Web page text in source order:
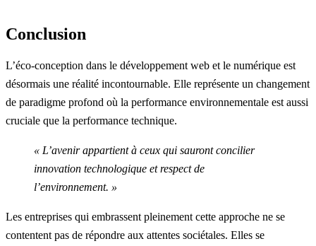
Conclusion
L’éco-conception dans le développement web et le numérique est
désormais une réalité incontournable. Elle représente un changement
de paradigme profond où la performance environnementale est aussi
cruciale que la performance technique.
« L’avenir appartient à ceux qui sauront concilier
innovation technologique et respect de
l’environnement. »
Les entreprises qui embrassent pleinement cette approche ne se
contentent pas de répondre aux attentes sociétales. Elles se